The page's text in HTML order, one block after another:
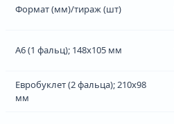
Формат (мм)/тираж (шт)
А6 (1 фальц); 148х105 мм
Евробуклет (2 фальца); 210х98
мм